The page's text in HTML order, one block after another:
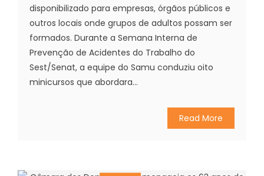
disponibilizado para empresas, órgãos públicos e
outros locais onde grupos de adultos possam ser
formados. Durante a Semana Interna de
Prevenção de Acidentes do Trabalho do
Sest/Senat, a equipe do Samu conduziu oito
minicursos que abordara...
Read More